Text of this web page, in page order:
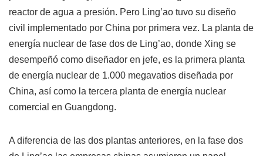
reactor de agua a presión. Pero Ling’ao tuvo su diseño
civil implementado por China por primera vez. La planta de
energía nuclear de fase dos de Ling’ao, donde Xing se
desempeñó como diseñador en jefe, es la primera planta
de energía nuclear de 1.000 megavatios diseñada por
China, así como la tercera planta de energía nuclear
comercial en Guangdong.
A diferencia de las dos plantas anteriores, en la fase dos